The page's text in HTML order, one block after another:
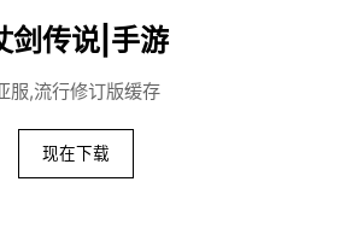
剑传说|手游
服,流行修订版缓存
现在下载